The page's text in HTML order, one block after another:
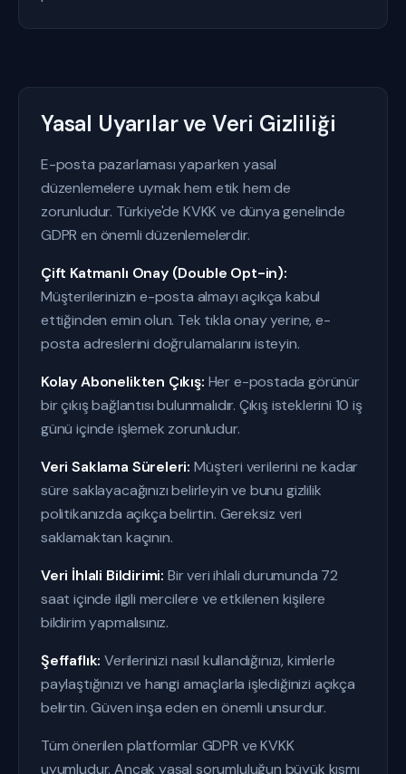
Yasal Uyarılar ve Veri Gizliliği
E-posta pazarlaması yaparken yasal
düzenlemelere uymak hem etik hem de
zorunludur. Türkiye'de KVKK ve dünya genelinde
GDPR en önemli düzenlemelerdir.
Çift Katmanlı Onay (Double Opt-in):
Müşterilerinizin e-posta almayı açıkça kabul
ettiğinden emin olun. Tek tıkla onay yerine, e-
posta adreslerini doğrulamalarını isteyin.
Kolay Abonelikten Çıkış: Her e-postada görünür
bir çıkış bağlantısı bulunmalıdır. Çıkış isteklerini 10 iş
günü içinde işlemek zorunludur.
Veri Saklama Süreleri: Müşteri verilerini ne kadar
süre saklayacağınızı belirleyin ve bunu gizlilik
politikanızda açıkça belirtin. Gereksiz veri
saklamaktan kaçının.
Veri İhlali Bildirimi: Bir veri ihlali durumunda 72
saat içinde ilgili mercilere ve etkilenen kişilere
bildirim yapmalısınız.
Şeffaflık: Verilerinizi nasıl kullandığınızı, kimlerle
paylaştığınızı ve hangi amaçlarla işlediğinizi açıkça
belirtin. Güven inşa eden en önemli unsurdur.
Tüm önerilen platformlar GDPR ve KVKK
uyumludur. Ancak yasal sorumluluğun büyük kısmı